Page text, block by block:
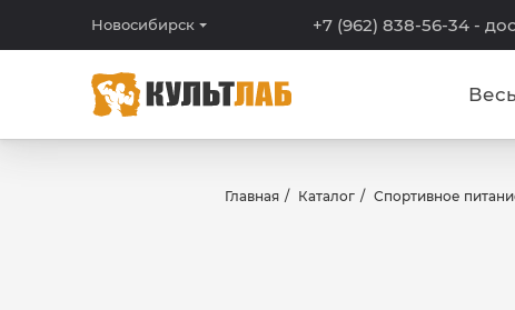
Новосибирск +7 (962) 838-56-34 -
Главная Каталог Спортивное